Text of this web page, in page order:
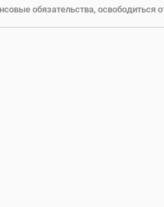
обязательства, освободиться